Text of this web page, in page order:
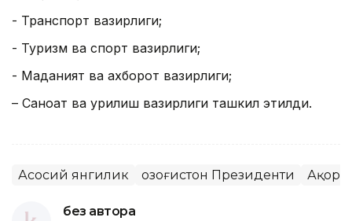
- Транспорт вазирлиги;
- Туризм ва спорт вазирлиги;
- Маданият ва ахборот вазирлиги;
– Саноат ва қурилиш вазирлиги ташкил этилди.
Асосий янгилик Қозоғистон Президенти
без автора